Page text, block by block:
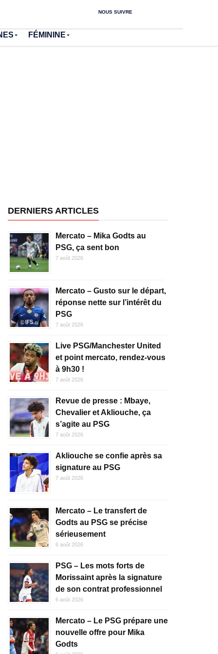
NOUS SUIVRE
FÉMININE
DERNIERS ARTICLES
Mercato – Mika Godts au
PSG, ça sent bon
7 août 2026
Mercato – Gusto sur le départ,
réponse nette sur l’intérêt du
PSG
7 août 2026
Live PSG/Manchester United
et point mercato, rendez-vous
à 9h30 !
7 août 2026
Revue de presse : Mbaye,
Chevalier et Akliouche, ça
s’agite au PSG
7 août 2026
Akliouche se confie après sa
signature au PSG
7 août 2026
Mercato – Le transfert de
Godts au PSG se précise
sérieusement
6 août 2026
PSG – Les mots forts de
Morissaint après la signature
de son contrat professionnel
6 août 2026
Mercato – Le PSG prépare une
nouvelle offre pour Mika
Godts